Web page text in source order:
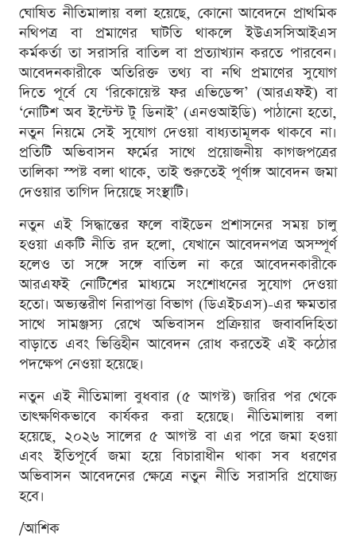
ঘোষিত নীতিমালায় বলা হয়েছে, কোনো আবেদনে প্রাথমিক
নথিপত্র বা প্রমাণের ঘাটতি থাকলে ইউএসসিআইএস
কর্মকর্তা তা সরাসরি বাতিল বা প্রত্যাখ্যান করতে পারবেন।
আবেদনকারীকে অতিরিক্ত তথ্য বা নথি প্রমাণের সুযোগ
দিতে পূর্বে যে ‘রিকোয়েস্ট ফর এভিডেন্স’ (আরএফই) বা
‘নোটিশ অব ইন্টেন্ট টু ডিনাই’ (এনওআইডি) পাঠানো হতো,
নতুন নিয়মে সেই সুযোগ দেওয়া বাধ্যতামূলক থাকবে না।
প্রতিটি অভিবাসন ফর্মের সাথে প্রয়োজনীয় কাগজপত্রের
তালিকা স্পষ্ট বলা থাকে, তাই শুরুতেই পূর্ণাঙ্গ আবেদন জমা
দেওয়ার তাগিদ দিয়েছে সংস্থাটি।
নতুন এই সিদ্ধান্তের ফলে বাইডেন প্রশাসনের সময় চালু
হওয়া একটি নীতি রদ হলো, যেখানে আবেদনপত্র অসম্পূর্ণ
হলেও তা সঙ্গে সঙ্গে বাতিল না করে আবেদনকারীকে
আরএফই নোটিশের মাধ্যমে সংশোধনের সুযোগ দেওয়া
হতো। অভ্যন্তরীণ নিরাপত্তা বিভাগ (ডিএইচএস)-এর ক্ষমতার
সাথে সামঞ্জস্য রেখে অভিবাসন প্রক্রিয়ার জবাবদিহিতা
বাড়াতে এবং ভিত্তিহীন আবেদন রোধ করতেই এই কঠোর
পদক্ষেপ নেওয়া হয়েছে।
নতুন এই নীতিমালা বুধবার (৫ আগস্ট) জারির পর থেকে
তাৎক্ষণিকভাবে কার্যকর করা হয়েছে। নীতিমালায় বলা
হয়েছে, ২০২৬ সালের ৫ আগস্ট বা এর পরে জমা হওয়া
এবং ইতিপূর্বে জমা হয়ে বিচারাধীন থাকা সব ধরণের
অভিবাসন আবেদনের ক্ষেত্রে নতুন নীতি সরাসরি প্রযোজ্য
হবে।
/আশিক